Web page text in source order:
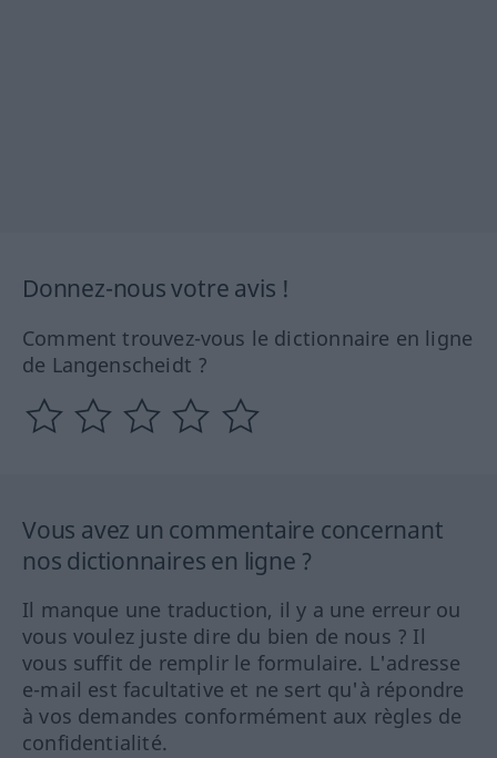
Donnez-nous votre avis !
Comment trouvez-vous le dictionnaire en ligne
de Langenscheidt ?
Vous avez un commentaire concernant
nos dictionnaires en ligne ?
Il manque une traduction, il y a une erreur ou
vous voulez juste dire du bien de nous ? Il
vous suffit de remplir le formulaire. L'adresse
e-mail est facultative et ne sert qu'à répondre
à vos demandes conformément aux règles de
confidentialité.